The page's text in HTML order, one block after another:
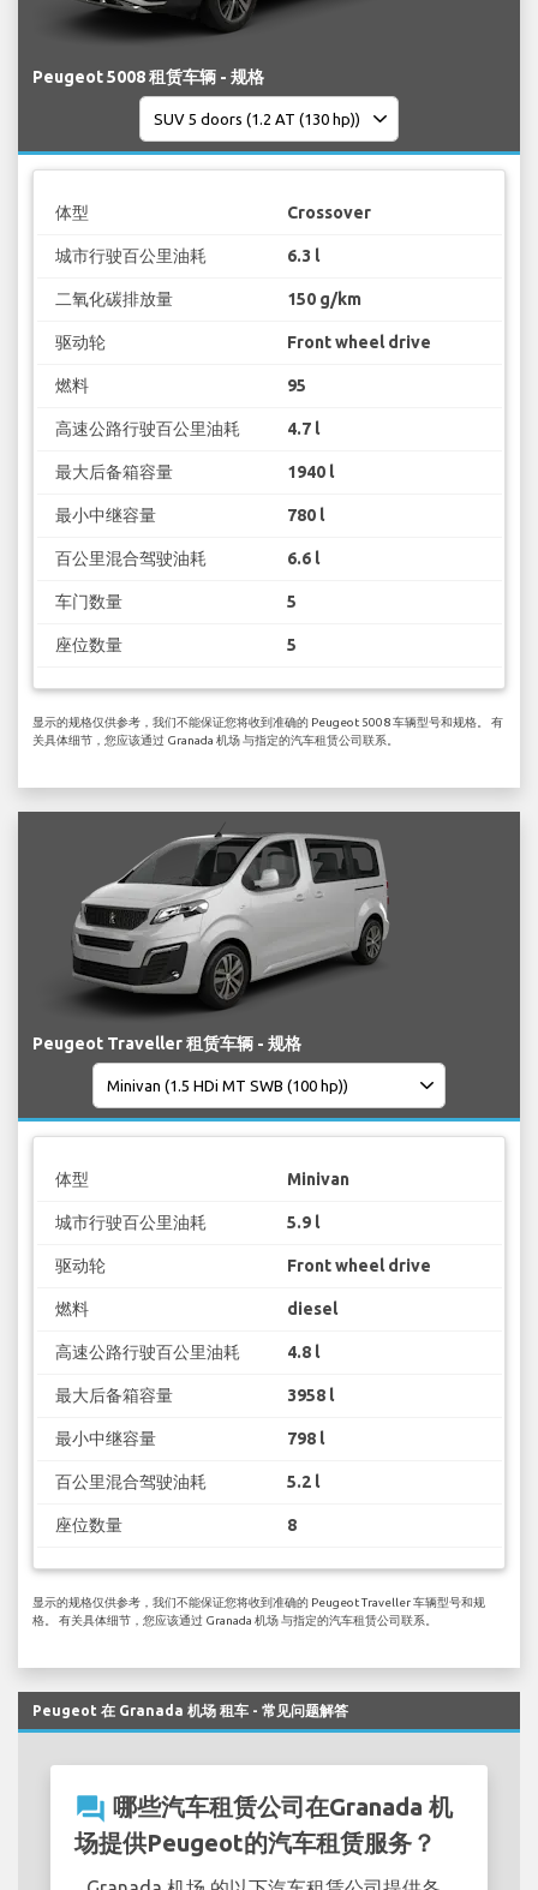
Peugeot 5008 租赁车辆 - 规格
体型 Crossover
城市行驶百公里油耗 6.3 l
二氧化碳排放量 150 g/km
驱动轮 Front wheel drive
燃料 95
高速公路行驶百公里油耗 4.7 l
最大后备箱容量 1940 l
最小中继容量 780 l
百公里混合驾驶油耗 6.6 l
车门数量 5
座位数量 5
显示的规格仅供参考，我们不能保证您将收到准确的 Peugeot 5008 车辆型号和规格。 有
关具体细节，您应该通过 Granada 机场 与指定的汽车租赁公司联系。
Peugeot Traveller 租赁车辆 - 规格
体型 Minivan
城市行驶百公里油耗 5.9 l
驱动轮 Front wheel drive
燃料 diesel
高速公路行驶百公里油耗 4.8 l
最大后备箱容量 3958 l
最小中继容量 798 l
百公里混合驾驶油耗 5.2 l
座位数量 8
显示的规格仅供参考，我们不能保证您将收到准确的 Peugeot Traveller 车辆型号和规
格。 有关具体细节，您应该通过 Granada 机场 与指定的汽车租赁公司联系。
Peugeot 在 Granada 机场 租车 - 常见问题解答
question_answer 哪些汽车租赁公司在Granada 机
场提供Peugeot的汽车租赁服务？